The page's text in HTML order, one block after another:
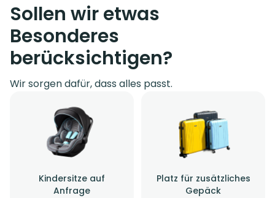
Sollen wir etwas
Besonderes
berücksichtigen?
Wir sorgen dafür, dass alles passt.
Kindersitze auf
Anfrage
Platz für zusätzliches
Gepäck